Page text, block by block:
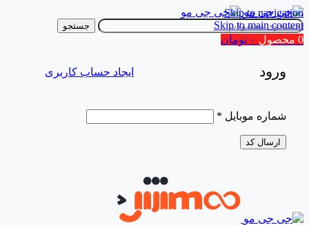
Skip to navigation
Skip to main content
جستجو
0 محصول ۰ تومان
ورود ایجاد حساب کاربری
شماره موبایل *
ارسال کد